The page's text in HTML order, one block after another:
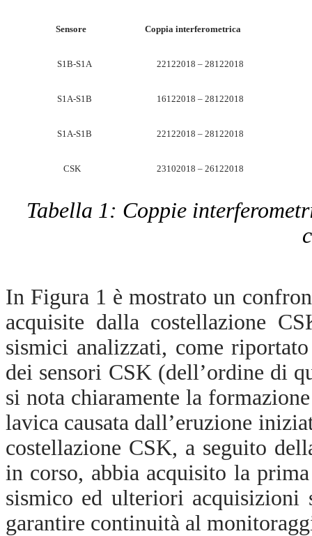
Sensore Coppia interferometrica
S1B-S1A 22122018 – 28122018
S1A-S1B 16122018 – 28122018
S1A-S1B 22122018 – 28122018
CSK 23102018 – 26122018
Tabella 1: Coppie
In Figura 1 è mostrato un
acquisite dalla costellazione
sismici analizzati, come
dei sensori CSK (dell’ordine di
si nota chiaramente la
lavica causata dall’eruzione
costellazione CSK, a seguito
in corso, abbia acquisito la
sismico ed ulteriori acquisizioni
garantire continuità al